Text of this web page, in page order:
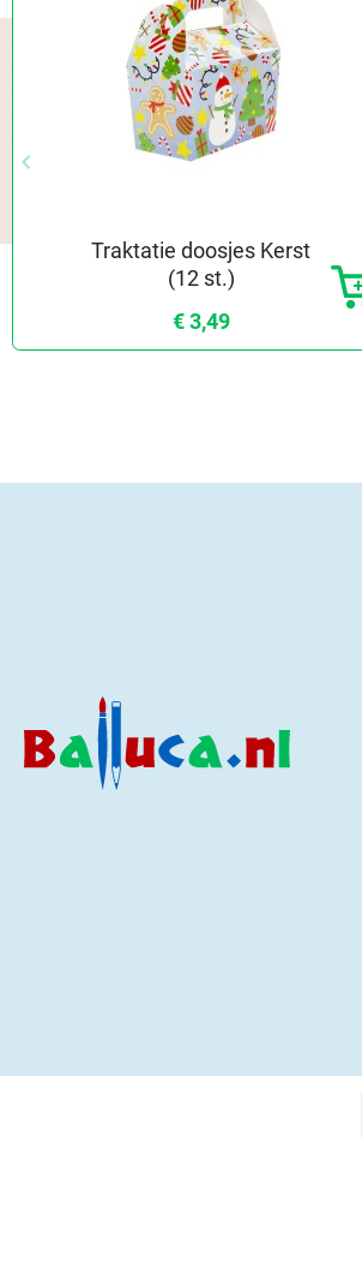
Vorige
keyboard_arrow_left
Traktatie doosjes Kerst
(12 st.)
€ 3,49